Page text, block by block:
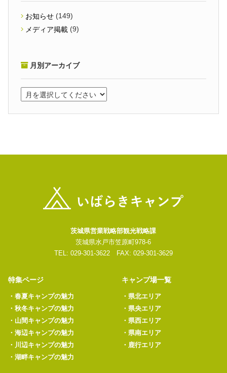
お知らせ (149)
メディア掲載 (9)
月別アーカイブ
茨城県営業戦略部観光戦略課
茨城県水戸市笠原町978-6
TEL: 029-301-3622 FAX: 029-301-3629
特集ページ
・ 春夏キャンプの魅力
・ 秋冬キャンプの魅力
・ 山間キャンプの魅力
・ 海辺キャンプの魅力
・ 川辺キャンプの魅力
・ 湖畔キャンプの魅力
キャンプ場一覧
・ 県北エリア
・ 県央エリア
・ 県西エリア
・ 県南エリア
・ 鹿行エリア